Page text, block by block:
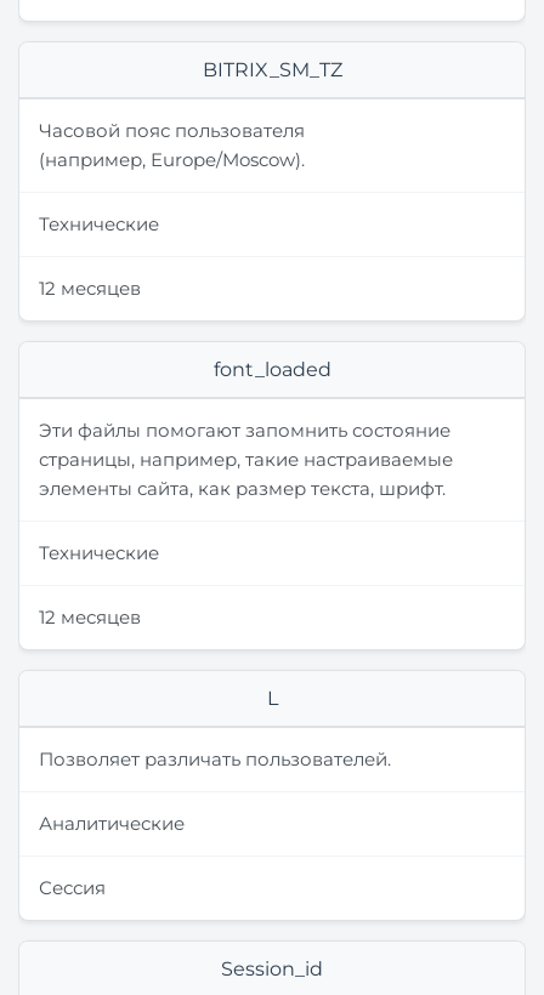
BITRIX_SM_TZ
Часовой пояс пользователя
(например, Europe/Moscow).
Технические
12 месяцев
font_loaded
Эти файлы помогают запомнить состояние
страницы, например, такие настраиваемые
элементы сайта, как размер текста, шрифт.
Технические
12 месяцев
L
Позволяет различать пользователей.
Аналитические
Сессия
Session_id